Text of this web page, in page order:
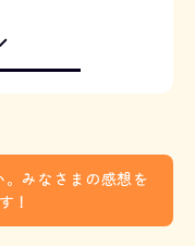
みなさまの感想を
！